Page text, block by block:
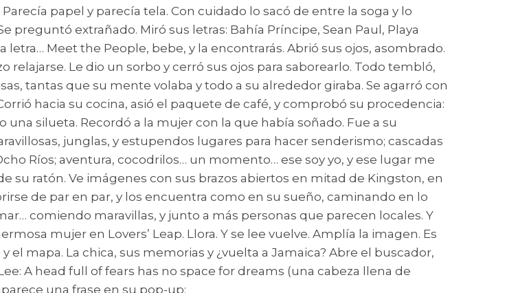
papel y parecía tela. Con cuidado lo sacó de entre la soga y lo
preguntó extrañado. Miró sus letras: Bahía Príncipe, Sean Paul, Playa
Meet the People, bebe, y la encontrarás. Abrió sus ojos, asombrado.
relajarse. Le dio un sorbo y cerró sus ojos para saborearlo. Todo tembló,
tantas que su mente volaba y todo a su alrededor giraba. Se agarró con
hacia su cocina, asió el paquete de café, y comprobó su procedencia:
una silueta. Recordó a la mujer con la que había soñado. Fue a su
junglas, y estupendos lugares para hacer senderismo; cascadas
Ríos; aventura, cocodrilos… un momento… ese soy yo, y ese lugar me
su ratón. Ve imágenes con sus brazos abiertos en mitad de Kingston, en
de par en par, y los encuentra como en su sueño, caminando en lo
comiendo maravillas, y junto a más personas que parecen locales. Y
mujer en Lovers’ Leap. Llora. Y se lee vuelve. Amplía la imagen. Es
el mapa. La chica, sus memorias y ¿vuelta a Jamaica? Abre el buscador,
A head full of fears has no space for dreams (una cabeza llena de
una frase en su pop-up: